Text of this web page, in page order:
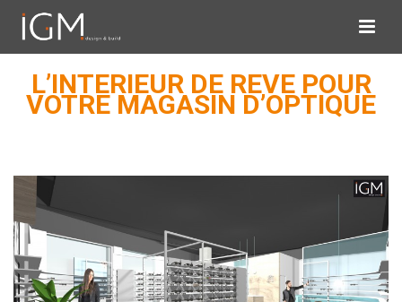
L’INTERIEUR DE REVE POUR
VOTRE MAGASIN D’OPTIQUE